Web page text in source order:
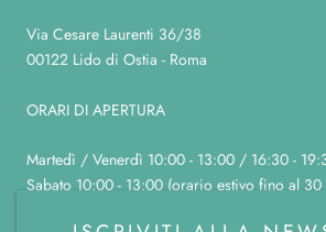
Via Cesare Laurenti 36/38
00122 Lido di Ostia - Roma
ORARI DI APERTURA
Martedì / Venerdì 10:00 - 13:00 / 16:30 -
Sabato 10:00 - 13:00 (orario estivo fino al 30